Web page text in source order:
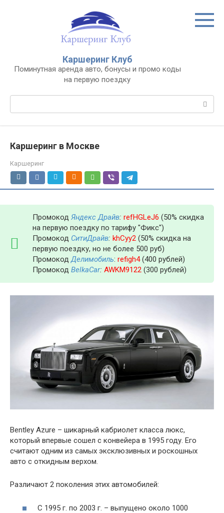
Каршеринг Клуб
Поминутная аренда авто, бонусы и промо коды
на первую поездку
Поиск:
Каршеринг в Москве
Каршеринг
Промокод Яндекс Драйв: refHGLeJ6 (50% скидка
на первую поездку по тарифу "Фикс")
Промокод СитиДрайв: khCyy2 (50% скидка на
первую поездку, но не более 500 руб)
ПромокодДелимобиль: refigh4(400 рублей)
Промокод BelkaCar: AWKM9122 (300 рублей)
Bentley Azure – шикарный кабриолет класса люкс,
который впервые сошел с конвейера в 1995 году. Его
считают одним из самых эксклюзивных и роскошных
авто с откидным верхом.
Различают 2 поколения этих автомобилей:
С 1995 г. по 2003 г. – выпущено около 1000